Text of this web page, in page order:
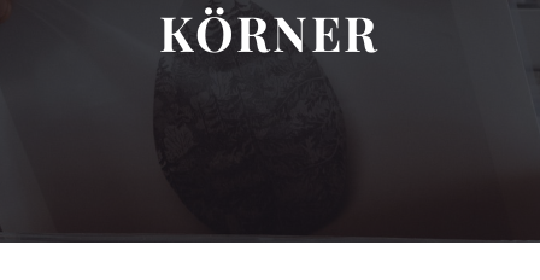
KÖRNER